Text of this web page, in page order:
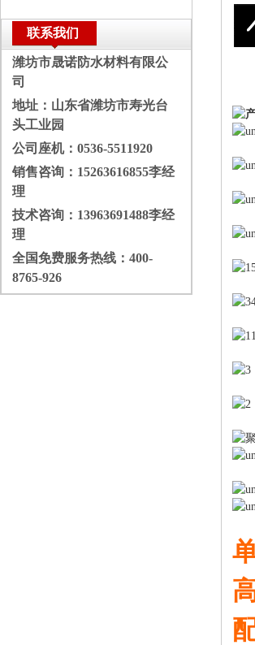
联系我们
潍坊市晟诺防水材料有限公
司
地址：山东省潍坊市寿光台
头工业园
公司座机： 0536-5511920
销售咨询： 15263616855李经
理
技术咨询： 13963691488李经
理
全国免费服务热线： 400-
8765-926